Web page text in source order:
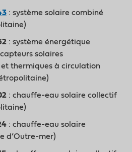
: système solaire combiné
: système énergétique
solaires
thermiques à circulation
: chauffe-eau solaire collectif
: chauffe-eau solaire
d’Outre-mer)